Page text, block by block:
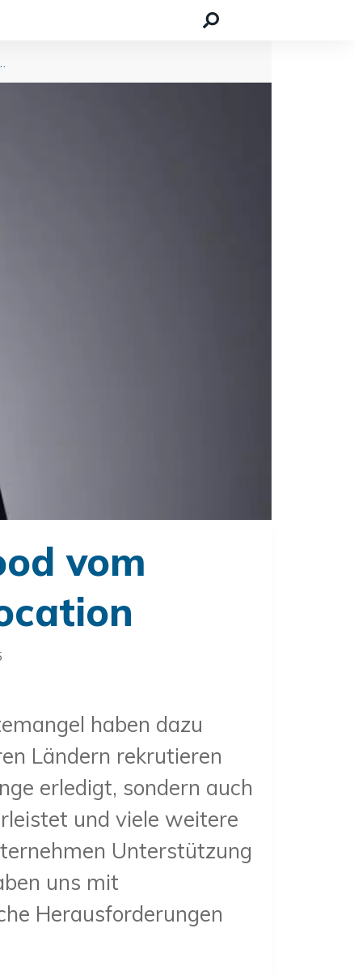
Service IRC Relocation
vom
haben dazu
Ländern rekrutieren
erledigt, sondern auch
und viele weitere
Unterstützung
uns mit
Herausforderungen